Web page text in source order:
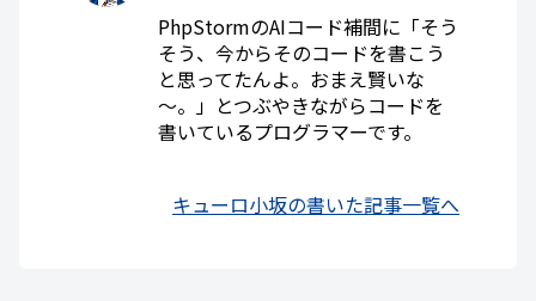
PhpStormのAIコード補間に「そう
そう、今からそのコードを書こう
と思ってたんよ。おまえ賢いな
～。」とつぶやきながらコードを
書いているプログラマーです。
キューロ小坂の書いた記事一覧へ